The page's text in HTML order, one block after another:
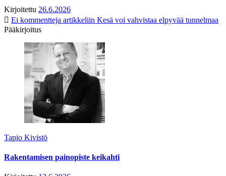
Kirjoitettu 26.6.2026
Ei kommentteja artikkeliin Kesä voi vahvistaa elpyvää tunnelmaa
Pääkirjoitus
Tapio Kivistö
Rakentamisen painopiste keikahti